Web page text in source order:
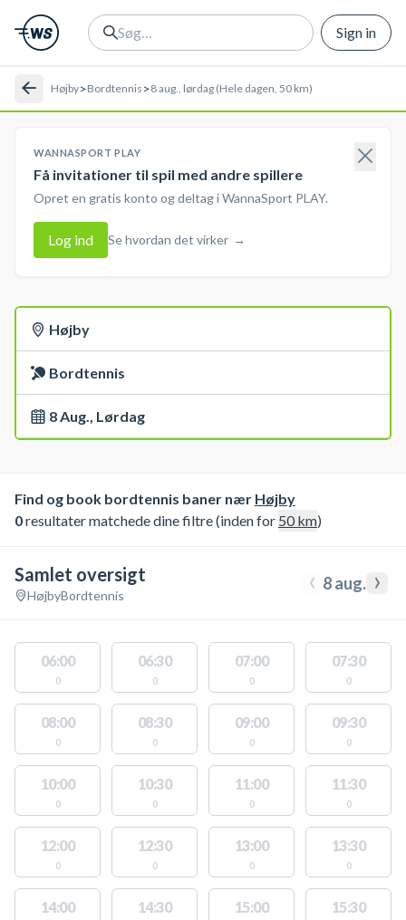
Sign in
Højby>Bordtennis >8 aug., lørdag (Hele dagen, 50 km)
WANNASPORT PLAY
Få invitationer til spil med andre spillere
Opret en gratis konto og deltag i WannaSport PLAY.
Log ind Se hvordan det virker →
Højby
Bordtennis
8 Aug., Lørdag
Find og book bordtennis baner nær Højby
0resultater matchede dine filtre (inden for 50km)
Samlet oversigt
HøjbyBordtennis ‹ 8 aug. ›
06:00
0
06:30
0
07:00
0
07:30
0
08:00
0
08:30
0
09:00
0
09:30
0
10:00
0
10:30
0
11:00
0
11:30
0
12:00
0
12:30
0
13:00
0
13:30
0
14:00 14:30 15:00 15:30